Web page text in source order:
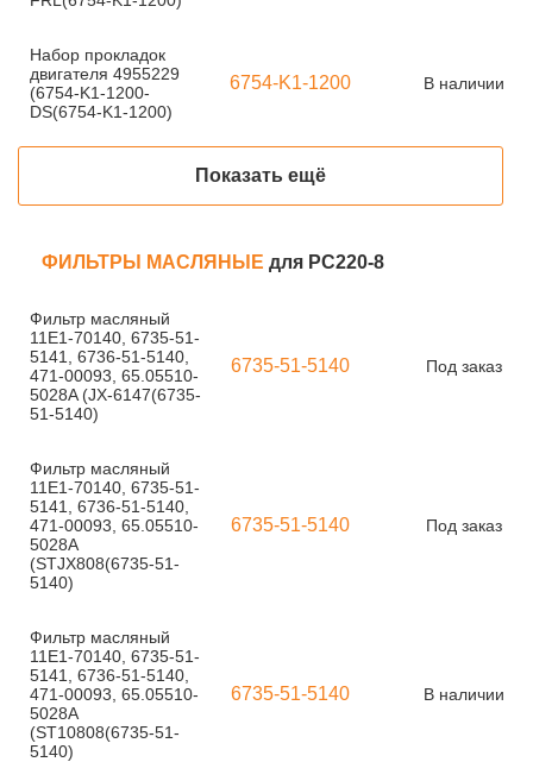
Набор прокладок
двигателя 4955229
(6754-K1-1200-
DS(6754-K1-1200)
6754-K1-1200 В наличии
Показать ещё
ФИЛЬТРЫ МАСЛЯНЫЕ для PC220-8
Фильтр масляный
11E1-70140, 6735-51-
5141, 6736-51-5140,
471-00093, 65.05510-
5028A (JX-6147(6735-
51-5140)
6735-51-5140 Под заказ
Фильтр масляный
11E1-70140, 6735-51-
5141, 6736-51-5140,
471-00093, 65.05510-
5028A
(STJX808(6735-51-
5140)
6735-51-5140 Под заказ
Фильтр масляный
11E1-70140, 6735-51-
5141, 6736-51-5140,
471-00093, 65.05510-
5028A
(ST10808(6735-51-
5140)
6735-51-5140 В наличии